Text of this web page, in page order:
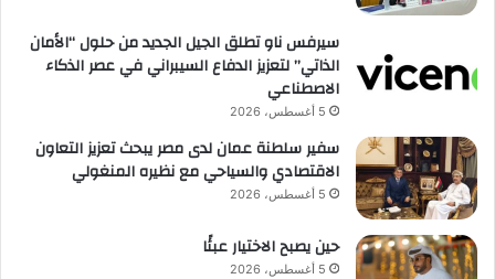
سيرفس ناو تطلق الجيل الجديد من حلول “الأمان
الذاتي” لتعزيز الدفاع السيبراني في عصر الذكاء
الاصطناعي
5 أغسطس، 2026
سفير سلطنة عمان لدى مصر يبحث تعزيز التعاون
الاقتصادي والسياحي مع نظيره المنغولي
5 أغسطس، 2026
حين يصبح الاختيار عبئًا
5 أغسطس، 2026